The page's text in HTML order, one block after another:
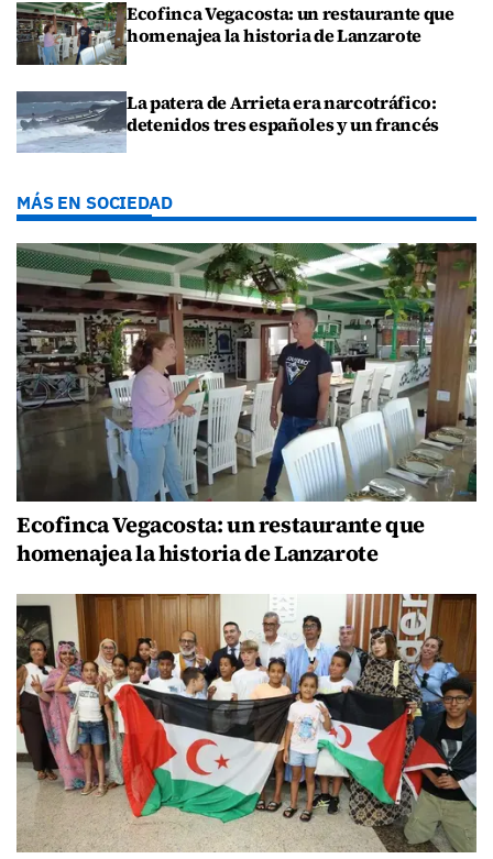
Ecofinca Vegacosta: un restaurante que
homenajea la historia de Lanzarote
La patera de Arrieta era narcotráfico:
detenidos tres españoles y un francés
MÁS EN SOCIEDAD
Ecofinca Vegacosta: un restaurante que
homenajea la historia de Lanzarote